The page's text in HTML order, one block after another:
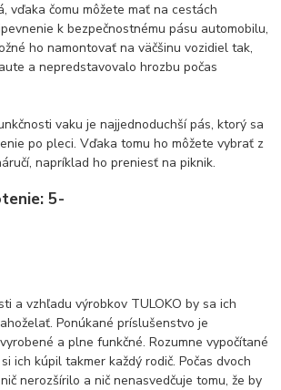
vďaka čomu môžete mať na cestách
k bezpečnostnému pásu automobilu,
ho namontovať na väčšinu vozidiel tak,
a nepredstavovalo hrozbu počas
vaku je najjednoduchší pás, ktorý sa
po pleci. Vďaka tomu ho môžete vybrať z
napríklad ho preniesť na piknik.
5-
a vzhľadu výrobkov TULOKO by sa ich
Ponúkané príslušenstvo je
a plne funkčné. Rozumne vypočítané
ich kúpil takmer každý rodič. Počas dvoch
nerozšírilo a nič nenasvedčuje tomu, že by